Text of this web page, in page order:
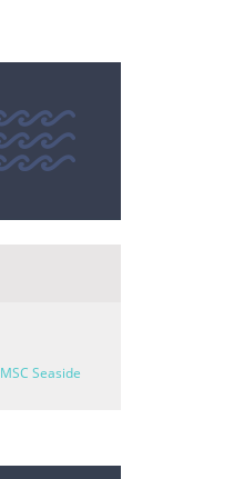
MSC Seaside